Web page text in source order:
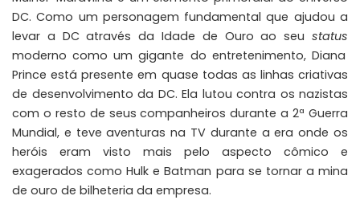
DC. Como um personagem fundamental que ajudou a
levar a DC através da Idade de Ouro ao seu status
moderno como um gigante do entretenimento, Diana
Prince está presente em quase todas as linhas criativas
de desenvolvimento da DC. Ela lutou contra os nazistas
com o resto de seus companheiros durante a 2ª Guerra
Mundial, e teve aventuras na TV durante a era onde os
heróis eram visto mais pelo aspecto cômico e
exagerados como Hulk e Batman para se tornar a mina
de ouro de bilheteria da empresa.